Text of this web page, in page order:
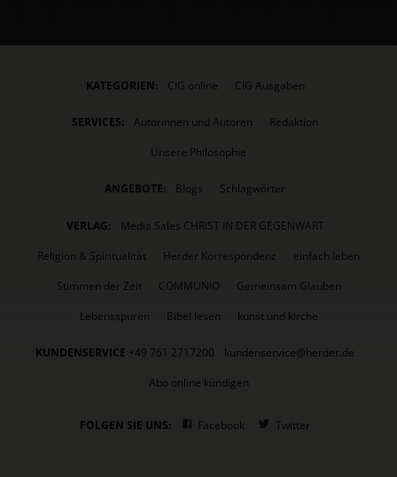
KATEGORIEN: CIG online CIG Ausgaben
SERVICES: Autorinnen und Autoren
Redaktion
Unsere Philosophie
ANGEBOTE: Blogs Schlagwörter
VERLAG:
Media Sales CHRIST IN DER GEGENWART
Religion & Spiritualität
Herder Korrespondenz
einfach leben
Stimmen der Zeit
COMMUNIO
Gemeinsam Glauben
Lebensspuren
Bibel lesen kunst und kirche
KUNDENSERVICE +49 761 2717200
kundenservice@herder.de
Abo online kündigen
FOLGEN SIE UNS: Facebook Twitter